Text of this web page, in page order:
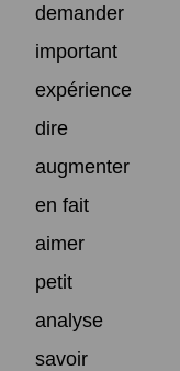
demander
important
expérience
dire
augmenter
en fait
aimer
petit
analyse
savoir